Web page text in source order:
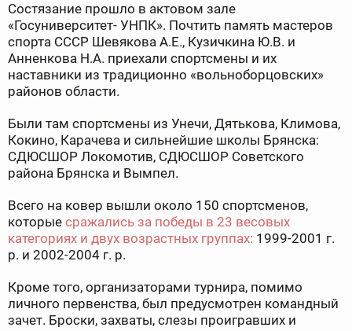
Состязание прошло в актовом зале
«Госуниверситет- УНПК». Почтить память мастеров
спорта СССР Шевякова А.Е., Кузичкина Ю.В. и
Анненкова Н.А. приехали спортсмены и их
наставники из традиционно «вольноборцовских»
районов области.
Были там спортсмены из Унечи, Дятькова, Климова,
Кокино, Карачева и сильнейшие школы Брянска:
СДЮСШОР Локомотив, СДЮСШОР Советского
района Брянска и Вымпел.
Всего на ковер вышли около 150 спортсменов,
которые сражались за победы в 23 весовых
категориях и двух возрастных группах: 1999-2001 г.
р. и 2002-2004 г. р.
Кроме того, организаторами турнира, помимо
личного первенства, был предусмотрен командный
зачет. Броски, захваты, слезы проигравших и